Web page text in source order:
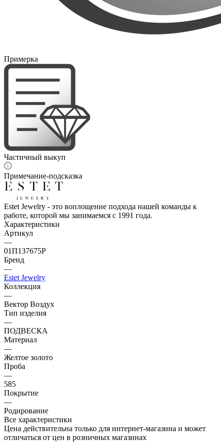
Примерка
Частичный выкуп
Примечание-подсказка
Estet Jewelry - это воплощение подхода нашей команды к
работе, которой мы занимаемся с 1991 года.
Характеристики
Артикул
—
01П137675Р
Бренд
—
Estet Jewelry
Коллекция
—
Вектор Воздух
Тип изделия
—
ПОДВЕСКА
Материал
—
Желтое золото
Проба
—
585
Покрытие
—
Родирование
Все характеристики
Цена действительна только для интернет-магазина и может
отличаться от цен в розничных магазинах